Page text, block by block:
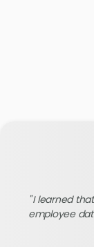
I learned
employee